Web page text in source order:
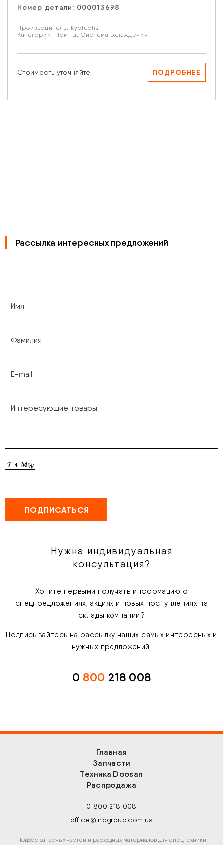
Номер детали: 000013698
Производитель: Kyotechs
Категории: Помпы , Система охлаждения
Стоимость уточняйте ПОДРОБНЕЕ
Рассылка интересных предложений
Нужна индивидуальная
консультация?
Хотите первыми получать информацию о
спецпредложениях, акциях и новых поступлениях на
склады компании?
Подписывайтесь на рассылку наших самых интересных и
нужных предложений.
0 800 218 008
Главная
Запчасти
Техника Doosan
Распродажа
0 800 218 008
office@indgroup.com.ua
Подбор запасных частей и расходных материалов для спецтехники
Ваш вопрос
Нажимая кнопку “Отправить” Вы даете согласие на
обработку Ваших персональных данных.